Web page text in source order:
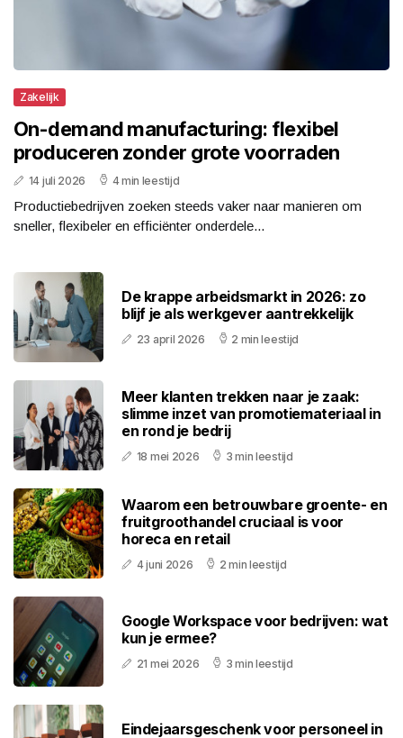
Zakelijk
On-demand manufacturing: flexibel
produceren zonder grote voorraden
14 juli 2026 4 min leestijd
Productiebedrijven zoeken steeds vaker naar manieren om
sneller, flexibeler en efficiënter onderdele...
De krappe arbeidsmarkt in 2026: zo
blijf je als werkgever aantrekkelijk
23 april 2026 2 min leestijd
Meer klanten trekken naar je zaak:
slimme inzet van promotiemateriaal in
en rond je bedrij
18 mei 2026 3 min leestijd
Waarom een betrouwbare groente- en
fruitgroothandel cruciaal is voor
horeca en retail
4 juni 2026 2 min leestijd
Google Workspace voor bedrijven: wat
kun je ermee?
21 mei 2026 3 min leestijd
Eindejaarsgeschenk voor personeel in